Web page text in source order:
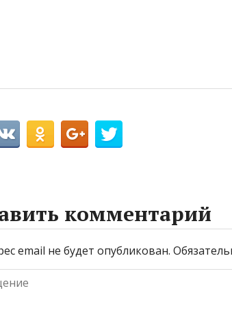
комментарий
email не будет опубликован.